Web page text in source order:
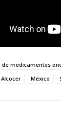
de medicamentos
México